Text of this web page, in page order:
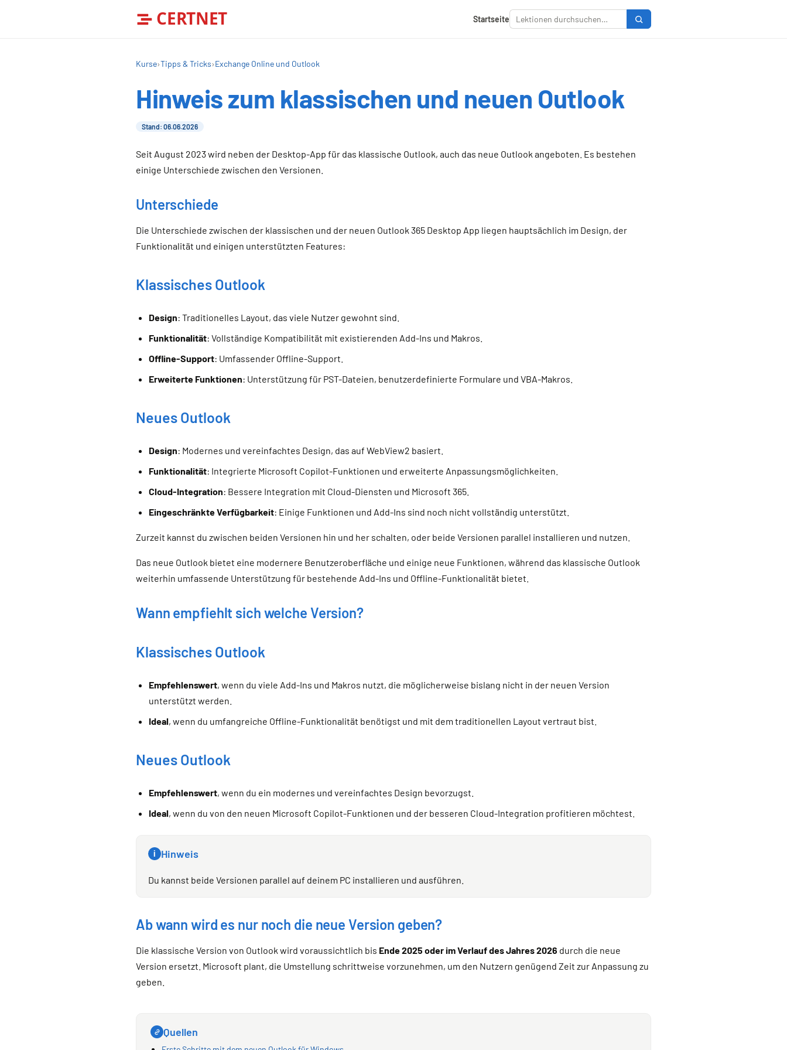
CERTNET Startseite
Kurse›Tipps & Tricks›Exchange Online und Outlook
Hinweis zum klassischen und neuen Outlook
Stand: 06.06.2026
Seit August 2023 wird neben der Desktop-App für das klassische Outlook, auch das neue Outlook angeboten. Es bestehen
einige Unterschiede zwischen den Versionen.
Unterschiede
Die Unterschiede zwischen der klassischen und der neuen Outlook 365 Desktop App liegen hauptsächlich im Design, der
Funktionalität und einigen unterstützten Features:
Klassisches Outlook
Design: Traditionelles Layout, das viele Nutzer gewohnt sind.
Funktionalität: Vollständige Kompatibilität mit existierenden Add-Ins und Makros.
Offline-Support: Umfassender Offline-Support.
Erweiterte Funktionen: Unterstützung für PST-Dateien, benutzerdefinierte Formulare und VBA-Makros.
Neues Outlook
Design: Modernes und vereinfachtes Design, das auf WebView2 basiert.
Funktionalität: Integrierte Microsoft Copilot-Funktionen und erweiterte Anpassungsmöglichkeiten.
Cloud-Integration: Bessere Integration mit Cloud-Diensten und Microsoft 365.
Eingeschränkte Verfügbarkeit: Einige Funktionen und Add-Ins sind noch nicht vollständig unterstützt.
Zurzeit kannst du zwischen beiden Versionen hin und her schalten, oder beide Versionen parallel installieren und nutzen.
Das neue Outlook bietet eine modernere Benutzeroberfläche und einige neue Funktionen, während das klassische Outlook
weiterhin umfassende Unterstützung für bestehende Add-Ins und Offline-Funktionalität bietet.
Wann empfiehlt sich welche Version?
Klassisches Outlook
Empfehlenswert, wenn du viele Add-Ins und Makros nutzt, die möglicherweise bislang nicht in der neuen Version
unterstützt werden.
Ideal, wenn du umfangreiche Offline-Funktionalität benötigst und mit dem traditionellen Layout vertraut bist.
Neues Outlook
Empfehlenswert, wenn du ein modernes und vereinfachtes Design bevorzugst.
Ideal, wenn du von den neuen Microsoft Copilot-Funktionen und der besseren Cloud-Integration profitieren möchtest.
i Hinweis
Du kannst beide Versionen parallel auf deinem PC installieren und ausführen.
Ab wann wird es nur noch die neue Version geben?
Die klassische Version von Outlook wird voraussichtlich bis Ende 2025 oder im Verlauf des Jahres 2026 durch die neue
Version ersetzt. Microsoft plant, die Umstellung schrittweise vorzunehmen, um den Nutzern genügend Zeit zur Anpassung zu
geben.
Quellen